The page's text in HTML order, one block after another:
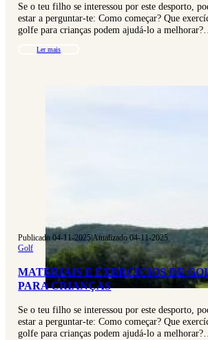
Se o teu filho se interessou por este desporto,
estar a perguntar-te: Como começar? Que
golfe para crianças podem ajudá-lo a melhorar?…
Ler mais
Publicado 04-11-2025|Atualizado 04-11-2025
Golf
MATERIAIS E EXERCÍCIOS DE
PARA CRIANÇAS
Se o teu filho se interessou por este desporto,
estar a perguntar-te: Como começar? Que
golfe para crianças podem ajudá-lo a melhorar?…